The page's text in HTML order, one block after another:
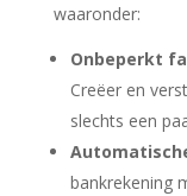
waaronder:
Onbeperkt
Creëer en
slechts een
bankrekening